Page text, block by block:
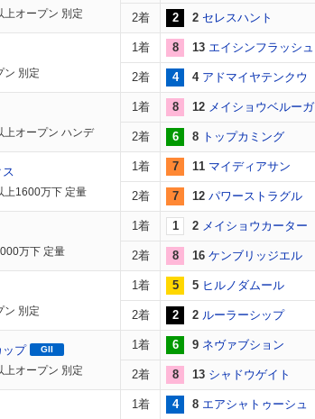
上オープン 別定 2着 2 2 セレスハント
ン 別定
1着 8 13 エイシンフラッシュ
2着 4 4 アドマイヤテンクウ
上オープン ハンデ
1着 8 12 メイショウベルーガ
2着 6 8 トップカミング
上1600万下 定量
1着 7 11 マイディアサン
2着 7 12 パワーストラグル
万下 定量
1着 1 2 メイショウカーター
2着 8 16 ケンブリッジエル
ン 別定
1着 5 5 ヒルノダムール
2着 2 2 ルーラーシップ
ップ GII
オープン 別定
1着 6 9 ネヴァブション
2着 8 13 シャドウゲイト
1着 4 8 エアシャトゥーシュ